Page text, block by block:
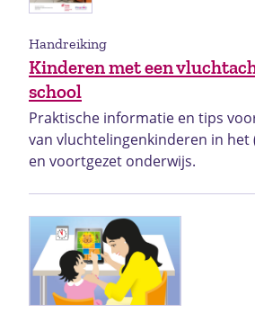
Kinderen met een
school
Handreiking
Praktische informatie en tips
van vluchtelingenkinderen in het
en voortgezet onderwijs.